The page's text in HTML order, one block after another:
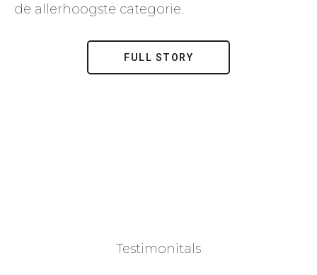
de allerhoogste categorie.
FULL STORY
Testimonitals